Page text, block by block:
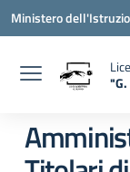
Vai ai contenuti
Vai al menu di
Vai al footer
Ministero